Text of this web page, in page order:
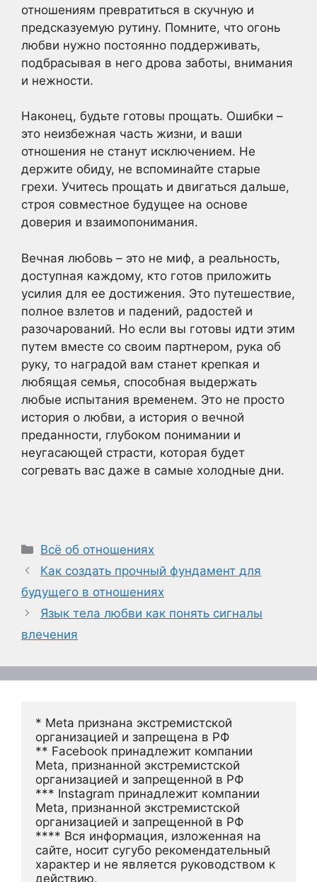
отношениям превратиться в скучную и
предсказуемую рутину. Помните, что огонь
любви нужно постоянно поддерживать,
подбрасывая в него дрова заботы, внимания
и нежности.
Наконец, будьте готовы прощать. Ошибки –
это неизбежная часть жизни, и ваши
отношения не станут исключением. Не
держите обиду, не вспоминайте старые
грехи. Учитесь прощать и двигаться дальше,
строя совместное будущее на основе
доверия и взаимопонимания.
Вечная любовь – это не миф, а реальность,
доступная каждому, кто готов приложить
усилия для ее достижения. Это путешествие,
полное взлетов и падений, радостей и
разочарований. Но если вы готовы идти этим
путем вместе со своим партнером, рука об
руку, то наградой вам станет крепкая и
любящая семья, способная выдержать
любые испытания временем. Это не просто
история о любви, а история о вечной
преданности, глубоком понимании и
неугасающей страсти, которая будет
согревать вас даже в самые холодные дни.
Рубрики
Всё об отношениях
Как создать прочный фундамент для
будущего в отношениях
Язык тела любви как понять сигналы
влечения
* Meta признана экстремистской
организацией и запрещена в РФ
** Facebook принадлежит компании
Meta, признанной экстремистской
организацией и запрещенной в РФ
*** Instagram принадлежит компании
Meta, признанной экстремистской
организацией и запрещенной в РФ
**** Вся информация, изложенная на
сайте, носит сугубо рекомендательный
характер и не является руководством к
действию.